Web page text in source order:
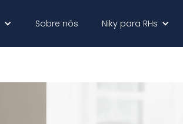
Sobre nós Niky para RHs